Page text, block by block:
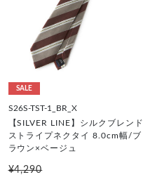
SALE
S26S-TST-1_BR_X
【SILVER LINE】シルクブレンド
ストライプネクタイ 8.0cm幅/ブ
ラウン×ベージュ
¥4,290